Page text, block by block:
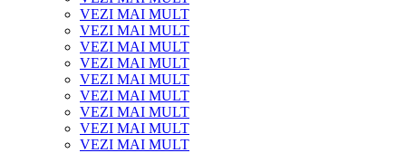
VEZI MAI MULT
VEZI MAI MULT
VEZI MAI MULT
VEZI MAI MULT
VEZI MAI MULT
VEZI MAI MULT
VEZI MAI MULT
VEZI MAI MULT
VEZI MAI MULT